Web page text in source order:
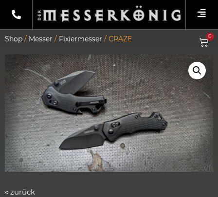
0
Shop / Messer / Fixiermesser / CRAZE
« zurück